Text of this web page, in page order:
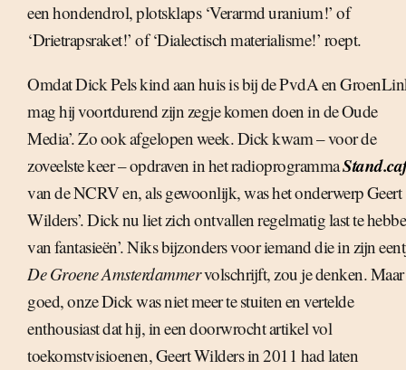
een hondendrol, plotsklaps ‘Verarmd uranium!’ of
‘Drietrapsraket!’ of ‘Dialectisch materialisme!’ roept.
Omdat Dick Pels kind aan huis is bij de PvdA en
mag hij voortdurend zijn zegje komen doen in de Oude
Media’. Zo ook afgelopen week. Dick kwam – voor de
zoveelste keer – opdraven in het radioprogramma
van de NCRV en, als gewoonlijk, was het onderwerp Geert
Wilders’. Dick nu liet zich ontvallen regelmatig last te
van fantasieën’. Niks bijzonders voor iemand die in zijn
De Groene Amsterdammervolschrijft, zou je denken. Maar
goed, onze Dick was niet meer te stuiten en vertelde
enthousiast dat hij, in een doorwrocht artikel vol
toekomstvisioenen, Geert Wilders in 2011 had laten